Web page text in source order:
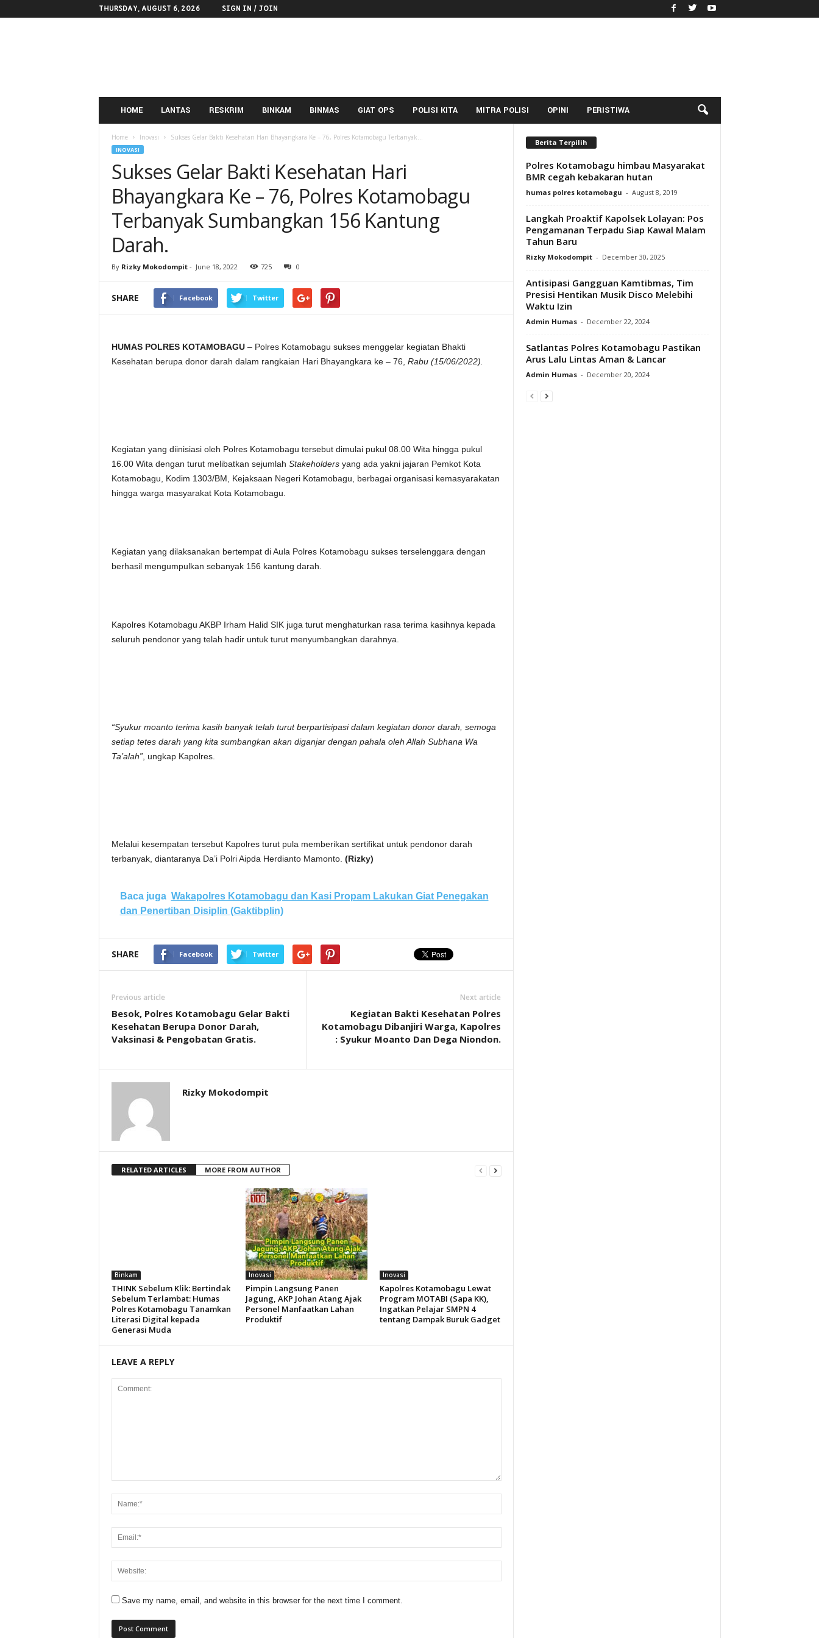
THURSDAY, AUGUST 6, 2026 SIGN IN / JOIN
HOME LANTAS RESKRIM BINKAM BINMAS GIAT OPS POLISI KITA MITRA POLISI OPINI PERISTIWA
Home Inovasi Sukses Gelar Bakti Kesehatan Hari Bhayangkara Ke – 76, Polres Kotamobagu Terbanyak...
INOVASI
Sukses Gelar Bakti Kesehatan Hari
Bhayangkara Ke – 76, Polres Kotamobagu
Terbanyak Sumbangkan 156 Kantung
Darah.
By Rizky Mokodompit- June 18, 2022 725 0
SHARE Facebook Twitter
HUMAS POLRES KOTAMOBAGU– Polres Kotamobagu sukses menggelar kegiatan Bhakti
Kesehatan berupa donor darah dalam rangkaian Hari Bhayangkara ke – 76, Rabu (15/06/2022).
Kegiatan yang diinisiasi oleh Polres Kotamobagu tersebut dimulai pukul 08.00 Wita hingga pukul
16.00 Wita dengan turut melibatkan sejumlah Stakeholdersyang ada yakni jajaran Pemkot Kota
Kotamobagu, Kodim 1303/BM, Kejaksaan Negeri Kotamobagu, berbagai organisasi kemasyarakatan
hingga warga masyarakat Kota Kotamobagu.
Kegiatan yang dilaksanakan bertempat di Aula Polres Kotamobagu sukses terselenggara dengan
berhasil mengumpulkan sebanyak 156 kantung darah.
Kapolres Kotamobagu AKBP Irham Halid SIK juga turut menghaturkan rasa terima kasihnya kepada
seluruh pendonor yang telah hadir untuk turut menyumbangkan darahnya.
“Syukur moanto terima kasih banyak telah turut berpartisipasi dalam kegiatan donor darah, semoga
setiap tetes darah yang kita sumbangkan akan diganjar dengan pahala oleh Allah Subhana Wa
Ta’alah”, ungkap Kapolres.
Melalui kesempatan tersebut Kapolres turut pula memberikan sertifikat untuk pendonor darah
terbanyak, diantaranya Da’i Polri Aipda Herdianto Mamonto. (Rizky)
Baca juga Wakapolres Kotamobagu dan Kasi Propam Lakukan Giat Penegakan
dan Penertiban Disiplin (Gaktibplin)
SHARE Facebook Twitter
Previous article
Besok, Polres Kotamobagu Gelar Bakti
Kesehatan Berupa Donor Darah,
Vaksinasi & Pengobatan Gratis.
Next article
Kegiatan Bakti Kesehatan Polres
Kotamobagu Dibanjiri Warga, Kapolres
: Syukur Moanto Dan Dega Niondon.
Rizky Mokodompit
RELATED ARTICLES MORE FROM AUTHOR
Binkam
THINK Sebelum Klik: Bertindak
Sebelum Terlambat: Humas
Polres Kotamobagu Tanamkan
Literasi Digital kepada
Generasi Muda
Inovasi
Pimpin Langsung Panen
Jagung, AKP Johan Atang Ajak
Personel Manfaatkan Lahan
Produktif
Inovasi
Kapolres Kotamobagu Lewat
Program MOTABI (Sapa KK),
Ingatkan Pelajar SMPN 4
tentang Dampak Buruk Gadget
LEAVE A REPLY
Save my name, email, and website in this browser for the next time I comment.
Berita Terpilih
Polres Kotamobagu himbau Masyarakat
BMR cegah kebakaran hutan
humas polres kotamobagu - August 8, 2019
Langkah Proaktif Kapolsek Lolayan: Pos
Pengamanan Terpadu Siap Kawal Malam
Tahun Baru
Rizky Mokodompit - December 30, 2025
Antisipasi Gangguan Kamtibmas, Tim
Presisi Hentikan Musik Disco Melebihi
Waktu Izin
Admin Humas - December 22, 2024
Satlantas Polres Kotamobagu Pastikan
Arus Lalu Lintas Aman & Lancar
Admin Humas - December 20, 2024